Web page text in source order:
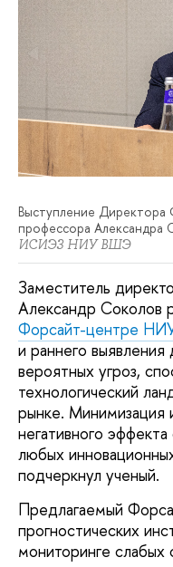
Выступление
профессора Александра
ИСИЭЗ НИУ ВШЭ
Заместитель
Александр Соколов
Форсайт-центре
и раннего
вероятных угроз,
технологический
рынке. Минимизация
негативного
любых
подчеркнул ученый.
Предлагаемый
прогностических
мониторинге слабых